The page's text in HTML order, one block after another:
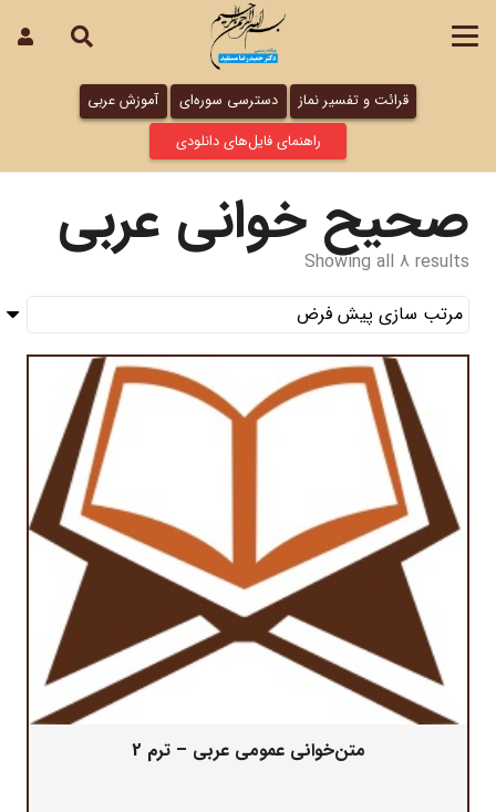
قرائت و تفسیر نماز دسترسی سوره‌ای
آموزش عربی
راهنمای فایل‌های دانلودی
صحیح خوانی عربی
Showing all 8 results
متن‌خوانی عمومی عربی – ترم 2